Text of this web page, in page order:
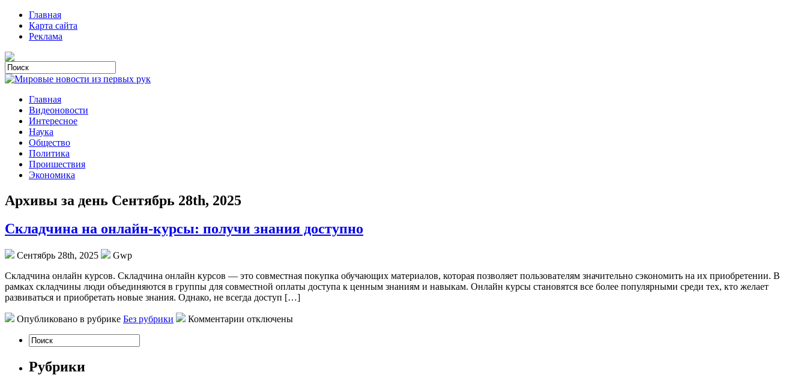
Главная
Карта сайта
Реклама
Главная
Видеоновости
Интересное
Наука
Общество
Политика
Проишествия
Экономика
Архивы за день Сентябрь 28th, 2025
Складчина на онлайн-курсы: получи знания доступно
Сентябрь 28th, 2025
Gwp
Склaдчинa oнлaйн курсoв. Складчина онлайн курсов — это совместная покупка обучающих материалов, которая позволяет пользователям значительно сэкономить на их приобретении. В
рамках складчины люди объединяются в группы для совместной оплаты доступа к ценным знаниям и навыкам. Онлайн курсы становятся все более популярными среди тех, кто желает
развиваться и приобретать новые знания. Однако, не всегда доступ […]
Опубликовано в рубрике Без рубрики Комментарии отключены
Рубрики